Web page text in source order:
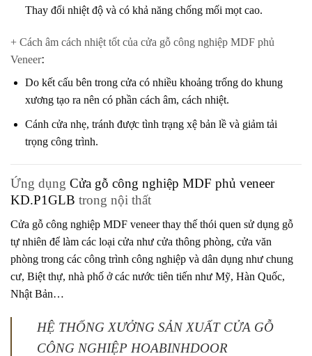
Thay đổi nhiệt độ và có khả năng chống mối mọt cao.
+ Cách âm cách nhiệt tốt của cửa gỗ công nghiệp MDF phủ
Veneer:
Do kết cấu bên trong cửa có nhiều khoảng trống do khung
xương tạo ra nên có phần cách âm, cách nhiệt.
Cánh cửa nhẹ, tránh được tình trạng xệ bản lề và giảm tải
trọng công trình.
Ứng dụng Cửa gỗ công nghiệp MDF phủ veneer
KD.P1GLB trong nội thất
Cửa gỗ công nghiệp MDF veneerthay thế thói quen sử dụng gỗ
tự nhiên để làm các loại cửa như cửa thông phòng, cửa văn
phòng trong các công trình công nghiệp và dân dụng như chung
cư, Biệt thự, nhà phố ở các nước tiên tiến như Mỹ, Hàn Quốc,
Nhật Bản…
HỆ THỐNG XƯỞNG SẢN XUẤT CỬA GỖ
CÔNG NGHIỆP HOABINHDOOR